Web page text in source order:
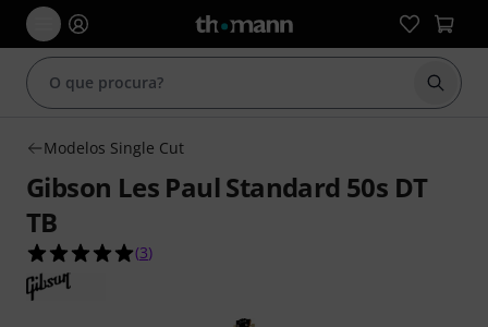
Iniciar
Modelos Single Cut
Gibson Les Paul Standard 50s DT
TB
5.0 de 5 estrelas de 3 avaliações de clientes
(3)